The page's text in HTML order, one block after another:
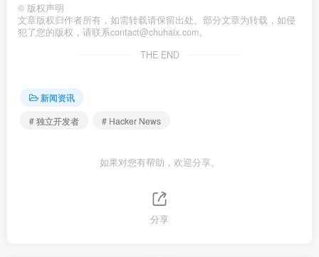
© 版权声明
文章版权归作者所有，如需转载请保留出处。部分文章为转载，如侵
犯了您的版权，请联系contact@chuhaix.com。
THE END
新闻资讯
# 独立开发者
# Hacker News
如果对您有帮助，欢迎分享。
分享